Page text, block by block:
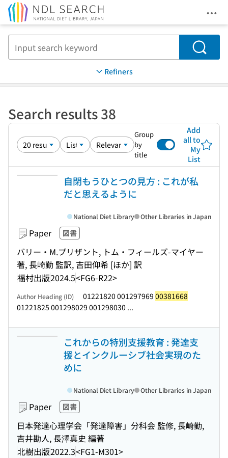
Search
Refiners
Search results 38
Group
by
title
Add
all to
My
List
自閉もうひとつの見方 : これが私
だと思えるように
Paper 図書
バリー・M.プリザント, トム・フィールズ-マイヤー
著, 長崎勤 監訳, 吉田仰希 [ほか] 訳
福村出版2024.5<FG6-R22>
National Diet Library Other Libraries in Japan
Author Heading (ID) 01221820 001297969 00381668
01221825 001298029 001298030 ...
これからの特別支援教育 : 発達支
援とインクルーシブ社会実現のた
めに
Paper 図書
日本発達心理学会「発達障害」分科会 監修, 長崎勤,
吉井勘人, 長澤真史 編著
北樹出版2022.3<FG1-M301>
National Diet Library Other Libraries in Japan